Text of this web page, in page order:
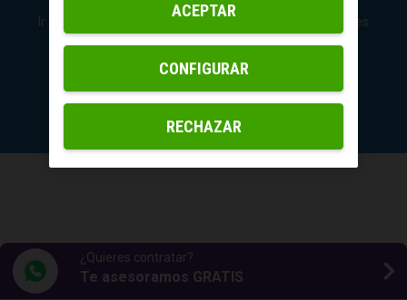
Ir a Yoigo.com Política de Cookies
¿Quieres contratar?
Te asesoramos GRATIS
RECHAZAR
ACEPTAR
CONFIGURAR